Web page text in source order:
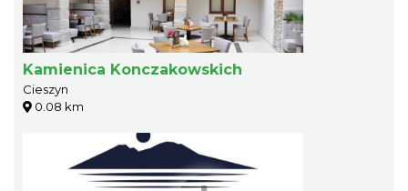
Kamienica Konczakowskich
Cieszyn
0.08 km